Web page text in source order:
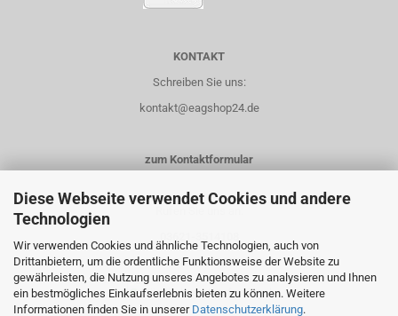
Diese Webseite verwendet Cookies und andere
Technologien
Wir verwenden Cookies und ähnliche Technologien, auch von
Drittanbietern, um die ordentliche Funktionsweise der Website zu
gewährleisten, die Nutzung unseres Angebotes zu analysieren und Ihnen
ein bestmögliches Einkaufserlebnis bieten zu können. Weitere
Informationen finden Sie in unserer Datenschutzerklärung.
KONTAKT
Schreiben Sie uns:
kontakt@eagshop24.de
zum Kontaktformular
0151-14435658